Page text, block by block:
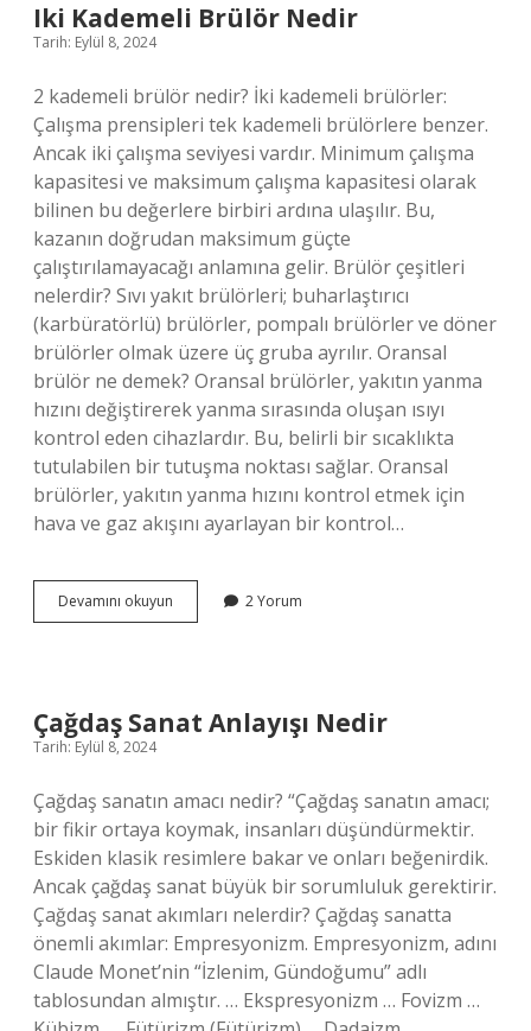
Iki Kademeli Brülör Nedir
Tarih: Eylül 8, 2024
2 kademeli brülör nedir? İki kademeli brülörler:
Çalışma prensipleri tek kademeli brülörlere benzer.
Ancak iki çalışma seviyesi vardır. Minimum çalışma
kapasitesi ve maksimum çalışma kapasitesi olarak
bilinen bu değerlere birbiri ardına ulaşılır. Bu,
kazanın doğrudan maksimum güçte
çalıştırılamayacağı anlamına gelir. Brülör çeşitleri
nelerdir? Sıvı yakıt brülörleri; buharlaştırıcı
(karbüratörlü) brülörler, pompalı brülörler ve döner
brülörler olmak üzere üç gruba ayrılır. Oransal
brülör ne demek? Oransal brülörler, yakıtın yanma
hızını değiştirerek yanma sırasında oluşan ısıyı
kontrol eden cihazlardır. Bu, belirli bir sıcaklıkta
tutulabilen bir tutuşma noktası sağlar. Oransal
brülörler, yakıtın yanma hızını kontrol etmek için
hava ve gaz akışını ayarlayan bir kontrol…
Devamını okuyun
Kademeli
2 Yorum
Çağdaş Sanat Anlayışı Nedir
Tarih: Eylül 8, 2024
Çağdaş sanatın amacı nedir? “Çağdaş sanatın amacı;
bir fikir ortaya koymak, insanları düşündürmektir.
Eskiden klasik resimlere bakar ve onları beğenirdik.
Ancak çağdaş sanat büyük bir sorumluluk gerektirir.
Çağdaş sanat akımları nelerdir? Çağdaş sanatta
önemli akımlar: Empresyonizm. Empresyonizm, adını
Claude Monet’nin “İzlenim, Gündoğumu” adlı
tablosundan almıştır. … Ekspresyonizm … Fovizm …